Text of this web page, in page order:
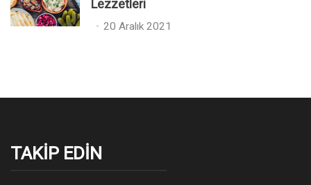
e
d
Lezzetleri
P 20 Aralık 2021
TAKIP EDIN